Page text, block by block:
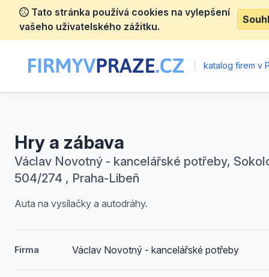
Tato stránka používá cookies na vylepšení
vašeho uživatelského zážitku.
katalog firem v
Hry a zábava
Václav Novotný - kancelářské potřeby,
504/274 , Praha-Libeň
Auta na vysílačky a autodráhy.
Firma Václav Novotný - kancelářské potřeby